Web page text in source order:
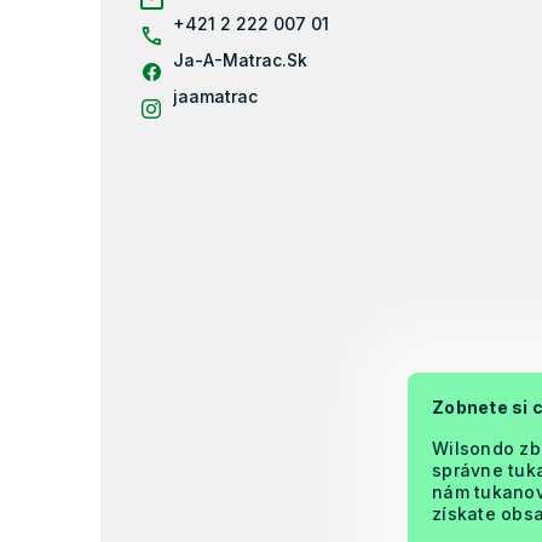
Zobnete si
Wilsondo
správne
nám
získate
+421 2 222 007 01
Ja-A-Matrac.Sk
jaamatrac